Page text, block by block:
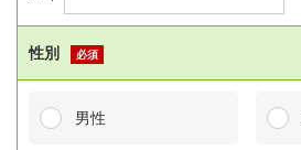
性別 必須
男性